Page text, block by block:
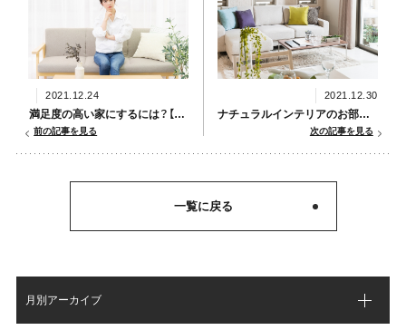
2021.12.24
満足度の高い家にするには？【滋賀県甲賀市新築コラムVol.242】
前の記事を見る
2021.12.30
ナチュラルインテリアのお部屋づくり【滋賀県甲賀市新築コラムVol.244】
次の記事を見る
一覧に戻る
月別アーカイブ